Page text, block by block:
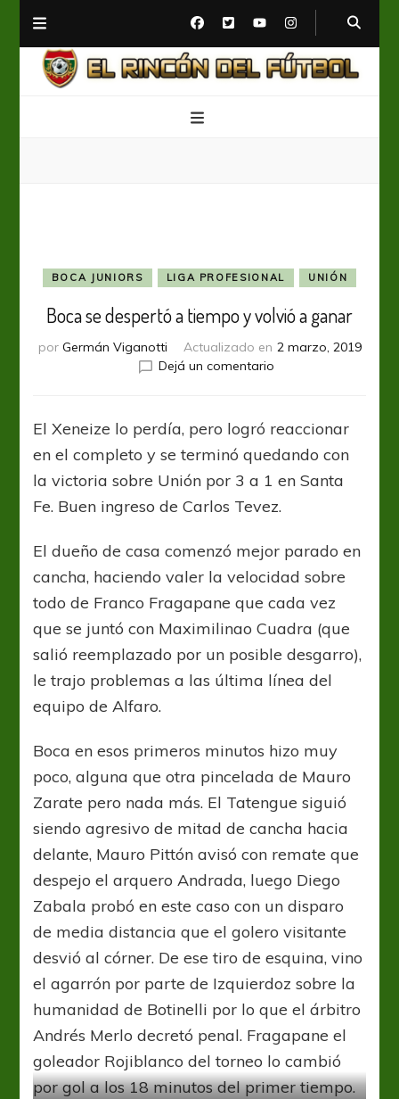
BOCA JUNIORS LIGA PROFESIONAL UNIÓN
Boca se despertó a tiempo y volvió a ganar
por Germán Viganotti Actualizado en 2 marzo, 2019
Dejá un comentarioen
despertó
a
tiempo
y
a
El Xeneize lo perdía, pero logró reaccionar
en el completo y se terminó quedando con
la victoria sobre Unión por 3 a 1 en Santa
Fe. Buen ingreso de Carlos Tevez.
El dueño de casa comenzó mejor parado en
cancha, haciendo valer la velocidad sobre
todo de Franco Fragapane que cada vez
que se juntó con Maximilinao Cuadra (que
salió reemplazado por un posible desgarro),
le trajo problemas a las última línea del
equipo de Alfaro.
Boca en esos primeros minutos hizo muy
poco, alguna que otra pincelada de Mauro
Zarate pero nada más. El Tatengue siguió
siendo agresivo de mitad de cancha hacia
delante, Mauro Pittón avisó con remate que
despejo el arquero Andrada, luego Diego
Zabala probó en este caso con un disparo
de media distancia que el golero visitante
desvió al córner. De ese tiro de esquina, vino
el agarrón por parte de Izquierdoz sobre la
humanidad de Botinelli por lo que el árbitro
Andrés Merlo decretó penal. Fragapane el
goleador Rojiblanco del torneo lo cambió
por gol a los 18 minutos del primer tiempo.